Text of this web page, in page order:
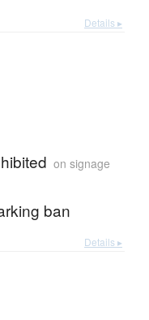
Details ▸
on signage
ban
Details ▸